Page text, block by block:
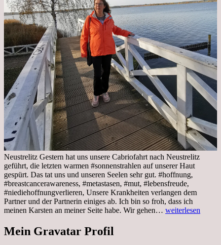
Neustrelitz Gestern hat uns unsere Cabriofahrt nach Neustrelitz
geführt, die letzten warmen #sonnenstrahlen auf unserer Haut
gespürt. Das tat uns und unseren Seelen sehr gut. #hoffnung,
#breastcancerawareness, #metastasen, #mut, #lebensfreude,
#niediehoffnungverlieren, Unsere Krankheiten verlangen dem
Partner und der Partnerin einiges ab. Ich bin so froh, dass ich
meinen Karsten an meiner Seite habe. Wir gehen… Sonnabend,
weiterlesen
Mein Gravatar Profil